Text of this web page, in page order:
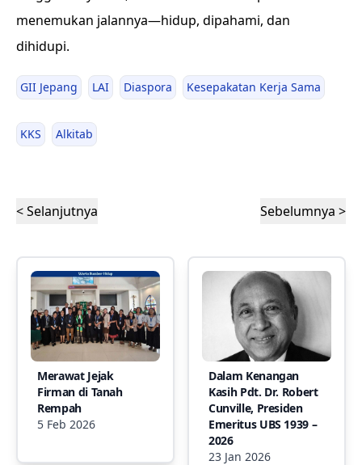
menemukan jalannya—hidup, dipahami, dan
dihidupi.
GII Jepang LAI Diaspora Kesepakatan Kerja Sama
KKS Alkitab
< Selanjutnya Sebelumnya >
Merawat Jejak
Firman di Tanah
Rempah
5 Feb 2026
Dalam Kenangan
Kasih Pdt. Dr. Robert
Cunville, Presiden
Emeritus UBS 1939 –
2026
23 Jan 2026